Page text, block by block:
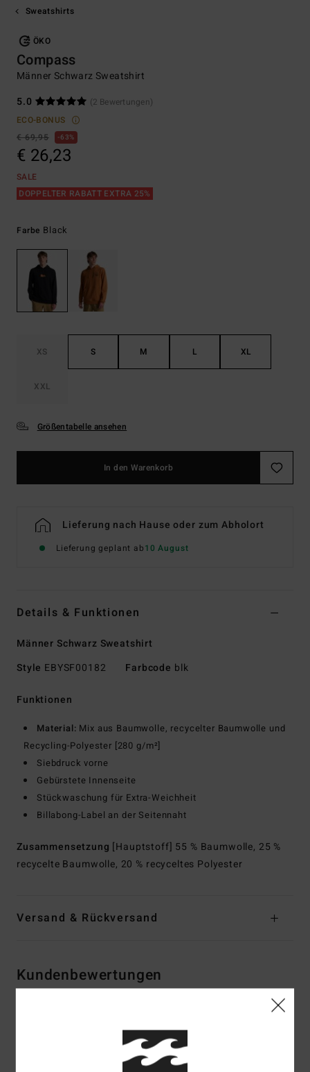
Sweatshirts
ÖKO
Compass
Männer Schwarz Sweatshirt
5.0
(2 Bewertungen)
ECO-BONUS
€ 69,95
63%
€ 26,23
SALE
DOPPELTER RABATT EXTRA 25%
Farbe Black
XS S M L XL
XXL
Größentabelle ansehen
In den Warenkorb
Lieferung nach Hause oder zum Abholort
Lieferung geplant ab10 August
Details & Funktionen
Männer Schwarz Sweatshirt
Style EBYSF00182 Farbcode blk
Funktionen
Material: Mix aus Baumwolle, recycelter Baumwolle und
Recycling-Polyester [280 g/m²]
Siebdruck vorne
Gebürstete Innenseite
Stückwaschung für Extra-Weichheit
Billabong-Label an der Seitennaht
Zusammensetzung [Hauptstoff] 55 % Baumwolle, 25 %
recycelte Baumwolle, 20 % recyceltes Polyester
Versand & Rückversand
Kundenbewertungen
5.0/5